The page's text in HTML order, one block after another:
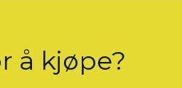
å kjøpe?